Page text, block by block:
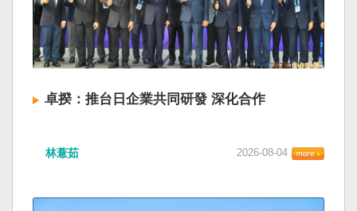
卓揆：推台日企業共同研發 深化合作
林薏茹 2026-08-04